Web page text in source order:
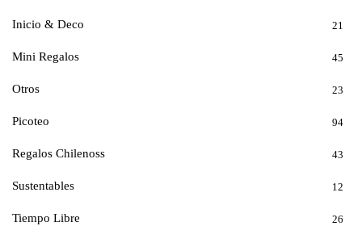
Inicio & Deco 21
Mini Regalos 45
Otros 23
Picoteo 94
Regalos Chilenoss 43
Sustentables 12
Tiempo Libre 26